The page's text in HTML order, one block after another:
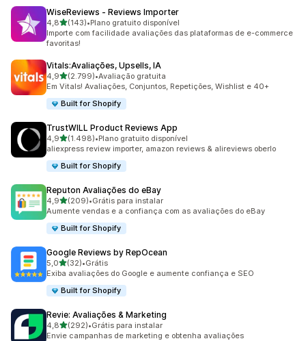
WiseReviews ‑ Reviews Importer
4,8de 5 estrelas
(143)
143 avaliações ao todo
•Plano gratuito disponível
Importe com facilidade avaliações das plataformas de e-commerce
favoritas!
Vitals:Avaliações, Upsells, IA
4,9de 5 estrelas
(2.799)
2799 avaliações ao todo
•Avaliação gratuita
Em Vitals! Avaliações, Conjuntos, Repetições, Wishlist e 40+
Built for Shopify
TrustWILL Product Reviews App
4,9de 5 estrelas
(1.498)
1498 avaliações ao todo
•Plano gratuito disponível
aliexpress review importer, amazon reviews & alireviews oberlo
Built for Shopify
Reputon Avaliações do eBay
4,9de 5 estrelas
(209)
209 avaliações ao todo
•Grátis para instalar
Aumente vendas e a confiança com as avaliações do eBay
Built for Shopify
Google Reviews by RepOcean
5,0de 5 estrelas
(32)
32 avaliações ao todo
•Grátis
Exiba avaliações do Google e aumente confiança e SEO
Built for Shopify
Revie: Avaliações & Marketing
4,8de 5 estrelas
(292)
292 avaliações ao todo
•Grátis para instalar
Envie campanhas de marketing e obtenha avaliações